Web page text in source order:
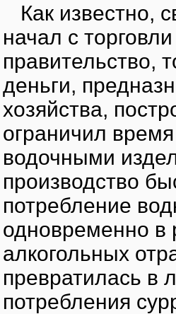
Как известно,
начал с
правительство,
деньги,
хозяйства,
ограничил
водочными
производство
потребление
одновременно в
алкогольных
превратилась в
потребления